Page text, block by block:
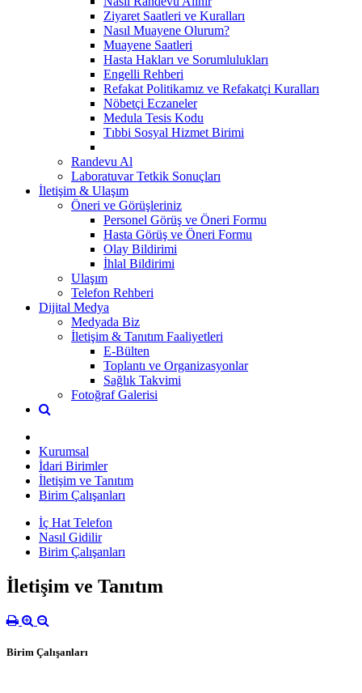
Ziyaret Saatleri ve Kuralları
Nasıl Muayene Olurum?
Muayene Saatleri
Hasta Hakları ve Sorumlulukları
Engelli Rehberi
Refakat Politikamız ve Refakatçi Kuralları
Nöbetçi Eczaneler
Medula Tesis Kodu
Tıbbi Sosyal Hizmet Birimi
Randevu Al
Laboratuvar Tetkik Sonuçları
İletişim & Ulaşım
Öneri ve Görüşleriniz
Personel Görüş ve Öneri Formu
Hasta Görüş ve Öneri Formu
Olay Bildirimi
İhlal Bildirimi
Ulaşım
Telefon Rehberi
Dijital Medya
Medyada Biz
İletişim & Tanıtım Faaliyetleri
E-Bülten
Toplantı ve Organizasyonlar
Sağlık Takvimi
Fotoğraf Galerisi
Kurumsal
İdari Birimler
İletişim ve Tanıtım
Birim Çalışanları
İç Hat Telefon
Nasıl Gidilir
Birim Çalışanları
İletişim ve Tanıtım
Birim Çalışanları